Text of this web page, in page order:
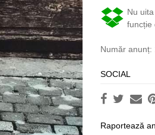
Nu
funcție
Număr anunț:
SOCIAL
Raportează